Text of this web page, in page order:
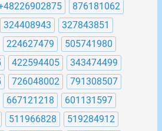
876181062
324408943
327843851
224627479
505741980
422594405
343474499
726048002
791308507
667121218
601131597
511966828
519284912